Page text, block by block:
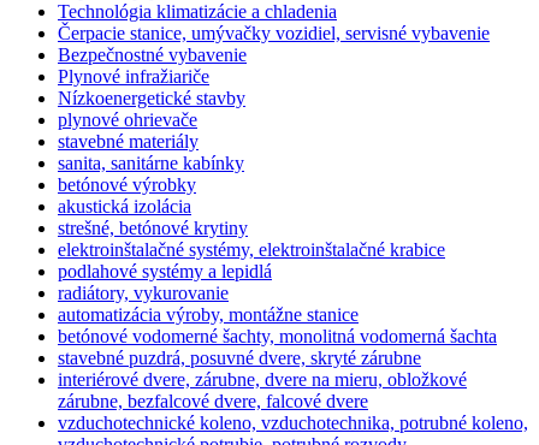
Technológia klimatizácie a chladenia
Čerpacie stanice, umývačky vozidiel, servisné vybavenie
Bezpečnostné vybavenie
Plynové infražiariče
Nízkoenergetické stavby
plynové ohrievače
stavebné materiály
sanita, sanitárne kabínky
betónové výrobky
akustická izolácia
strešné, betónové krytiny
elektroinštalačné systémy, elektroinštalačné krabice
podlahové systémy a lepidlá
radiátory, vykurovanie
automatizácia výroby, montážne stanice
betónové vodomerné šachty, monolitná vodomerná šachta
stavebné puzdrá, posuvné dvere, skryté zárubne
interiérové dvere, zárubne, dvere na mieru, obložkové
zárubne, bezfalcové dvere, falcové dvere
vzduchotechnické koleno, vzduchotechnika, potrubné koleno,